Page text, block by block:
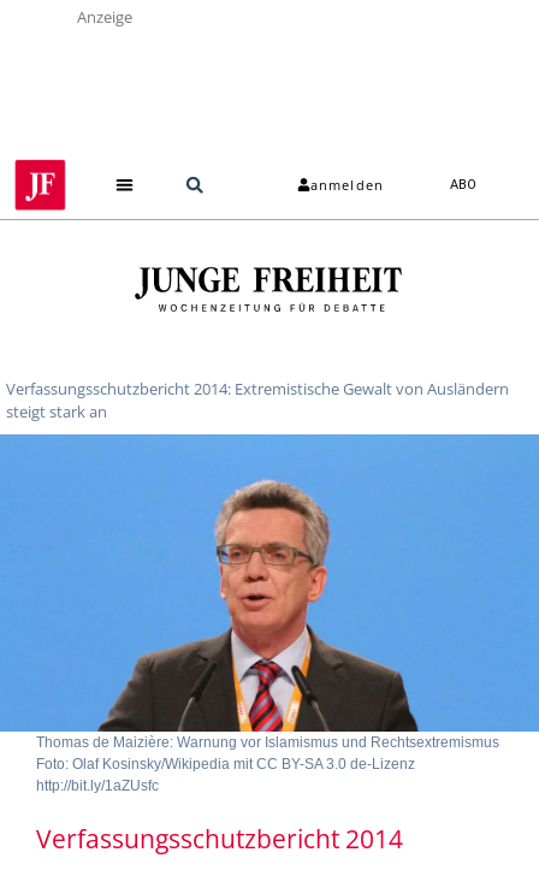
Anzeige
anmelden ABO
Verfassungsschutzbericht 2014: Extremistische Gewalt von Ausländern
steigt stark an
Thomas de Maizière: Warnung vor Islamismus und Rechtsextremismus
Foto: Olaf Kosinsky/Wikipedia mit CC BY-SA 3.0 de-Lizenz
http://bit.ly/1aZUsfc
Verfassungsschutzbericht 2014